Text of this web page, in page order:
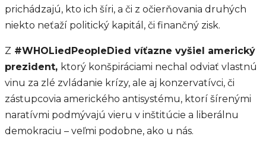
prichádzajú, kto ich šíri, a či z očierňovania druhých
niekto neťaží politický kapitál, či finančný zisk.
Z #WHOLiedPeopleDied víťazne vyšiel americký
prezident, ktorý konšpiráciami nechal odviať vlastnú
vinu za zlé zvládanie krízy, ale aj konzervatívci, či
zástupcovia amerického antisystému, ktorí šírenými
naratívmi podmývajú vieru v inštitúcie a liberálnu
demokraciu – veľmi podobne, ako u nás.